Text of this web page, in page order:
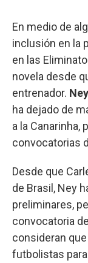
En medio de
inclusión en la
en las
novela desde
entrenador.
ha dejado de
a la Canarinha,
convocatorias
Desde que
de Brasil, Ney
preliminares,
convocatoria
consideran
futbolistas